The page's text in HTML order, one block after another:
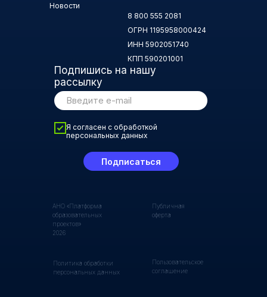
АНО «Платформа
образовательных
проектов»
2026
Публичная
оферта
Политика обработки
персональных данных
Пользовательское
соглашение
8 800 555 2081
ОГРН 1195958000424
ИНН 5902051740
КПП 590201001
Подпишись на нашу
рассылку
Я согласен с обработкой
персональных данных
Подписаться
Новости